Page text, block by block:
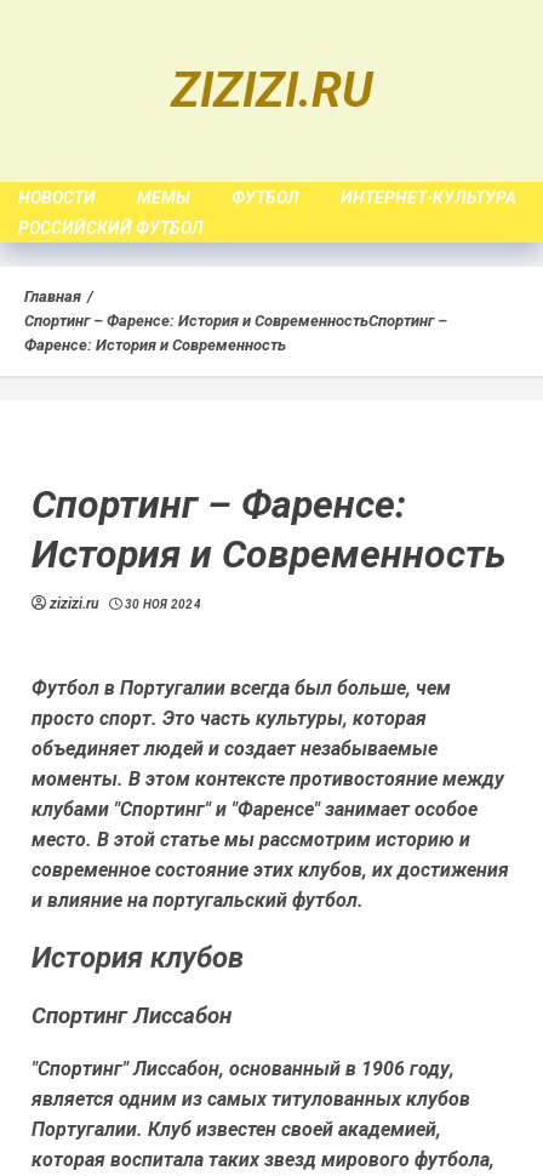
ZIZIZI.RU
НОВОСТИ МЕМЫ ФУТБОЛ
ИНТЕРНЕТ-КУЛЬТУРА
РОССИЙСКИЙ ФУТБОЛ
Главная
Спортинг – Фаренсе: История и СовременностьСпортинг –
Фаренсе: История и Современность
Спортинг – Фаренсе:
История и Современность
zizizi.ru 30 НОЯ 2024
Футбол в Португалии всегда был больше, чем
просто спорт. Это часть культуры, которая
объединяет людей и создает незабываемые
моменты. В этом контексте противостояние между
клубами "Спортинг" и "Фаренсе" занимает особое
место. В этой статье мы рассмотрим историю и
современное состояние этих клубов, их достижения
и влияние на португальский футбол.
История клубов
Спортинг Лиссабон
"Спортинг" Лиссабон, основанный в 1906 году,
является одним из самых титулованных клубов
Португалии. Клуб известен своей академией,
которая воспитала таких звезд мирового футбола,